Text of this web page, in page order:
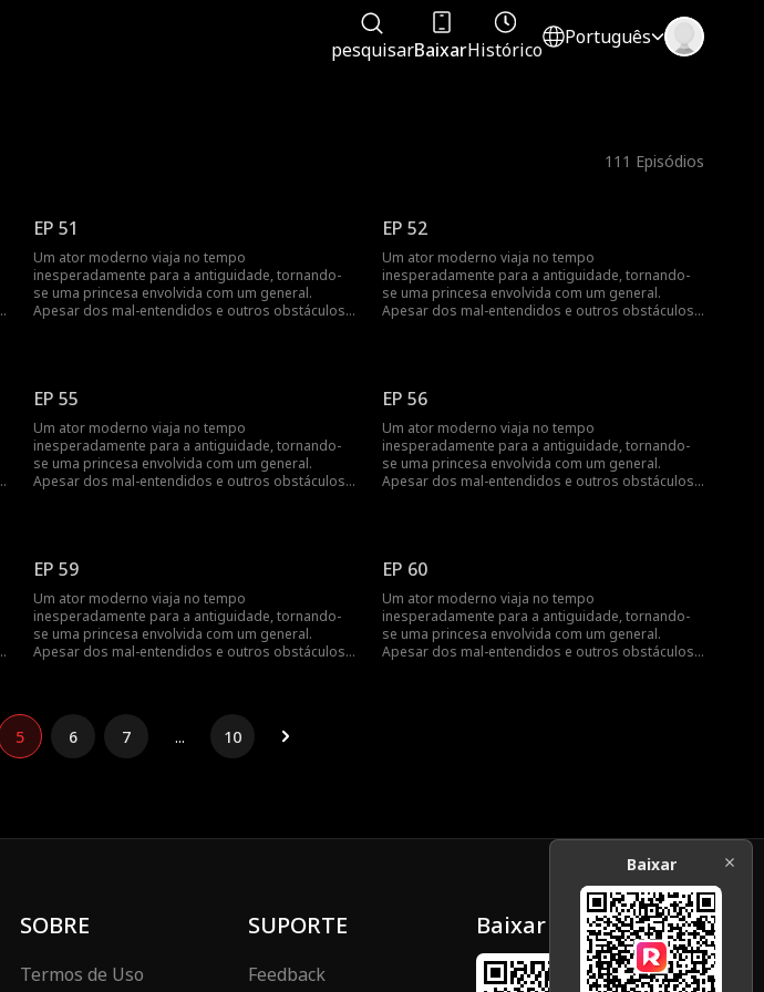
pesquisarBaixarHistórico
Português
111 Episódios
EP 51
Um ator moderno viaja no tempo
inesperadamente para a antiguidade, tornando-
se uma princesa envolvida com um general.
Apesar dos mal-entendidos e outros obstáculos,
EP 52
Um ator moderno viaja no tempo
inesperadamente para a antiguidade, tornando-
se uma princesa envolvida com um general.
Apesar dos mal-entendidos e outros obstáculos,
EP 55
Um ator moderno viaja no tempo
inesperadamente para a antiguidade, tornando-
se uma princesa envolvida com um general.
Apesar dos mal-entendidos e outros obstáculos,
EP 56
Um ator moderno viaja no tempo
inesperadamente para a antiguidade, tornando-
se uma princesa envolvida com um general.
Apesar dos mal-entendidos e outros obstáculos,
EP 59
Um ator moderno viaja no tempo
inesperadamente para a antiguidade, tornando-
se uma princesa envolvida com um general.
Apesar dos mal-entendidos e outros obstáculos,
EP 60
Um ator moderno viaja no tempo
inesperadamente para a antiguidade, tornando-
se uma princesa envolvida com um general.
Apesar dos mal-entendidos e outros obstáculos,
5 6 7 ... 10
SOBRE
Termos de Uso
SUPORTE
Feedback
Baixar
Baixar